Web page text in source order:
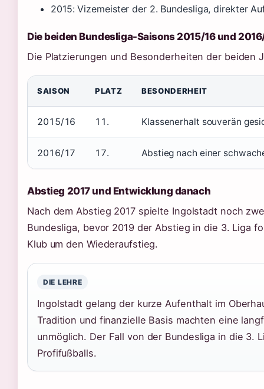
2015: Vizemeister der 2. Bundesliga, direkter
Die beiden Bundesliga-Saisons 2015/16 und
Die Platzierungen und Besonderheiten der beiden
SAISON PLATZ BESONDERHEIT
2015/16 11. Klassenerhalt souverän
2016/17 17. Abstieg nach einer
Abstieg 2017 und Entwicklung danach
Nach dem Abstieg 2017 spielte Ingolstadt noch
Bundesliga, bevor 2019 der Abstieg in die 3. Liga
Klub um den Wiederaufstieg.
DIE LEHRE
Ingolstadt gelang der kurze Aufenthalt im
Tradition und finanzielle Basis machten eine
unmöglich. Der Fall von der Bundesliga in die 3.
Profifußballs.